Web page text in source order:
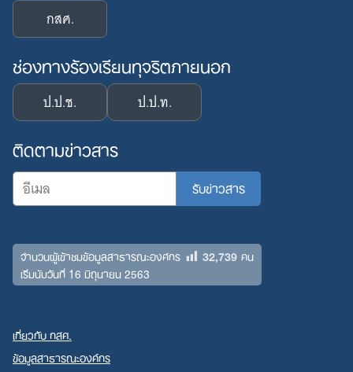
กสศ.
ช่องทางร้องเรียนทุจริตภายนอก
ป.ป.ช. ป.ป.ท.
ติดตามข่าวสาร
จำนวนผู้เข้าชมข้อมูลสาธารณะองค์กร 32,739คน
เริ่มนับวันที่ 16 มิถุนายน 2563
เกี่ยวกับ กสศ.
ข้อมูลสาธารณะองค์กร